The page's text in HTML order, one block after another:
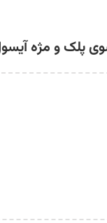
و مژه آیسول 125